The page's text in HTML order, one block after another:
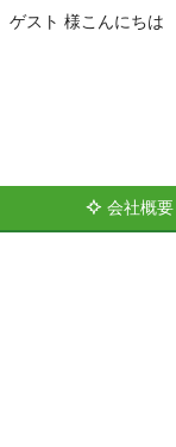
ゲスト 様こんにちは
会社概要